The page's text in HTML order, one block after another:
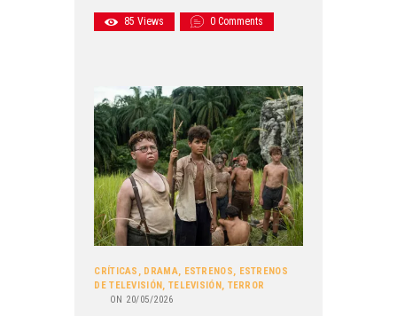
85 Views 0 Comments
CRÍTICAS , DRAMA, ESTRENOS, ESTRENOS
DE TELEVISIÓN, TELEVISIÓN, TERROR
ON 20/05/2026